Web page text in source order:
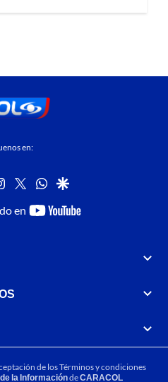
en:
instagram
twitterwhatsapp
google
en
youtube-
de losTérminos y condiciones
la InformacióndeCARACOL